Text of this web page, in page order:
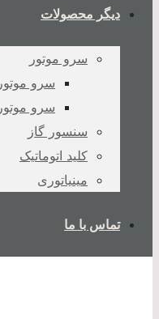
دیگر محصولات
سرو موتور
سرو موتور Siemens
سرو موتور Control Techniques
سنسور گاز
کلید اتوماتیک
مینیاتوری
تماس با ما